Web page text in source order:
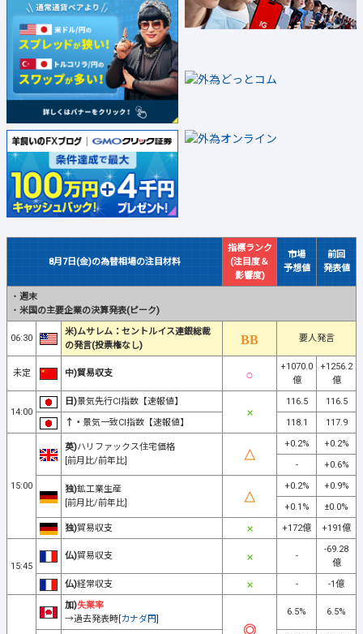
8月7日(金)の為替相場の注目材料
指標ランク
(注目度＆
影響度)
市場
予想値
前回
発表値
・ 週末
・ 米国の主要企業の決算発表(ピーク)
06:30
米)ムサレム：セントルイス連銀総裁
の発言(投票権なし)
要人発言
未定 中)貿易収支
+1070.0
億
+1256.2
億
14:00
日)景気先行CI指数【速報値】 116.5
116.5
↑・ 景気一致CI指数【速報値】 118.1 117.9
15:00
英)ハリファックス住宅価格
[前月比/前年比]
+0.2%
+0.2%
-
+0.6%
独)鉱工業生産
[前月比/前年比]
+0.2%
+0.9%
+0.1%
±0.0%
独)貿易収支 +172億 +191億
15:45
仏)貿易収支 -
-69.28
億
仏)経常収支 - -1億
加)失業率
→過去発表時[ カナダ円
6.5% 6.5%